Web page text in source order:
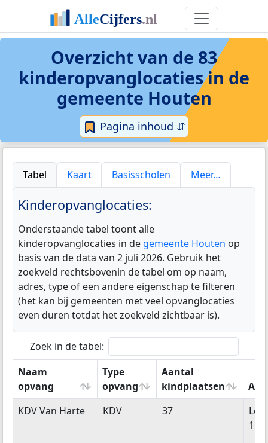
Overzicht van de 83
kinderopvanglocatiesin de
gemeente Houten
Pagina inhoud ⇵
Tabel Kaart Basisscholen Meer…
Kinderopvanglocaties:
Onderstaande tabel toont alle
kinderopvanglocaties in de gemeente Houten op
basis van de data van 2 juli 2026. Gebruik het
zoekveld rechtsbovenin de tabel om op naam,
adres, type of een andere eigenschap te filteren
(het kan bij gemeenten met veel opvanglocaties
even duren totdat het zoekveld zichtbaar is).
Zoek in de tabel:
Naam
opvang
Type
opvang
Aantal
kindplaatsen
Naam
Type
Aantal
KDV Van Harte KDV 37
11a